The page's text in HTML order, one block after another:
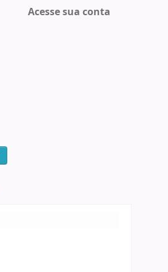
Acesse sua conta